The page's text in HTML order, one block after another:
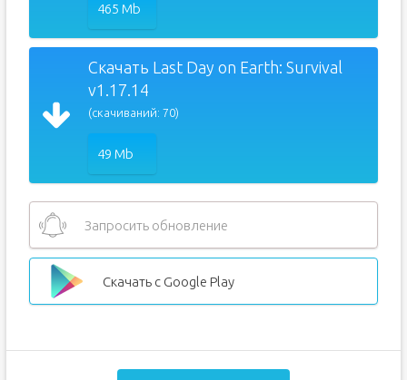
465 Mb
Скачать Last Day on Earth: Survival
v1.17.14
(скачиваний: 70)
49 Mb
Запросить обновление
Скачать с Google Play